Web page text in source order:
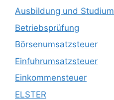
Ausbildung und Studium
Betriebsprüfung
Börsenumsatzsteuer
Einfuhrumsatzsteuer
Einkommensteuer
ELSTER